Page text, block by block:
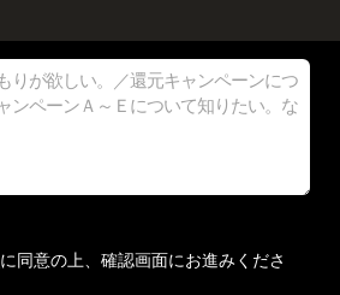
に同意の上、確認画面にお進みくださ